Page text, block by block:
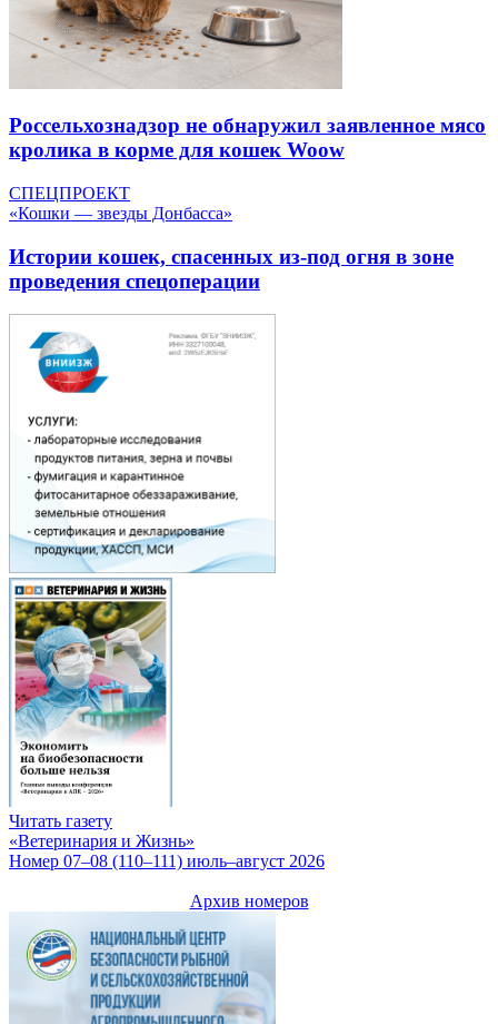
Россельхознадзор не обнаружил заявленное мясо
кролика в корме для кошек Woow
СПЕЦПРОЕКТ
«Кошки — звезды Донбасса»
Истории кошек, спасенных из-под огня в зоне
проведения спецоперации
Читать газету
«Ветеринария и Жизнь»
Номер 07–08 (110–111) июль–август 2026
Архив номеров